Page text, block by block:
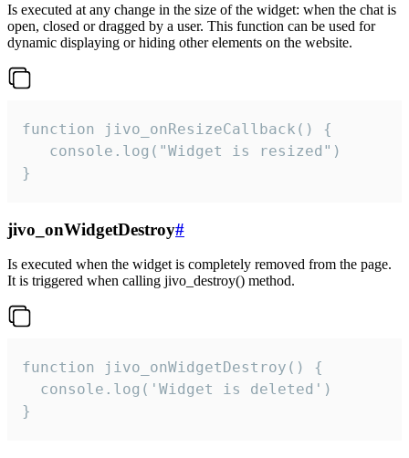
Is executed at any change in the size of the widget: when the chat is
open, closed or dragged by a user. This function can be used for
dynamic displaying or hiding other elements on the website.
function jivo_onResizeCallback() {
   console.log("Widget is resized")
}
jivo_onWidgetDestroy#
Is executed when the widget is completely removed from the page.
It is triggered when calling jivo_destroy() method.
function jivo_onWidgetDestroy() {
  console.log('Widget is deleted')
}